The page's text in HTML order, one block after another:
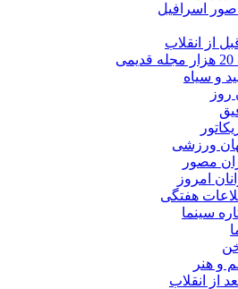
صور اسرافیل
از انقلاب
و سیاه
روز
ورزشی
مصور
امروز
هفتگی
سینما
و هنر
از انقلاب